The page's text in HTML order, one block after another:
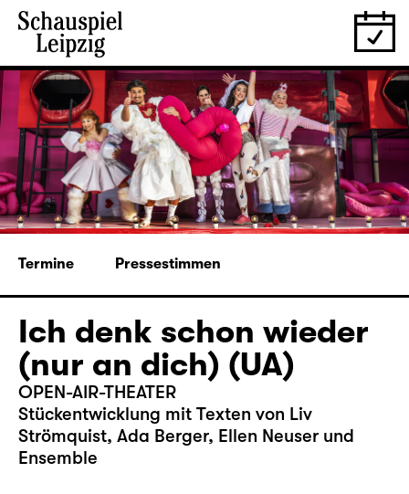
Termine Pressestimmen
Ich denk schon wieder
(nur an dich) (UA)
OPEN-AIR-THEATER
Stückentwicklung mit Texten von Liv
Strömquist, Ada Berger, Ellen Neuser und
Ensemble